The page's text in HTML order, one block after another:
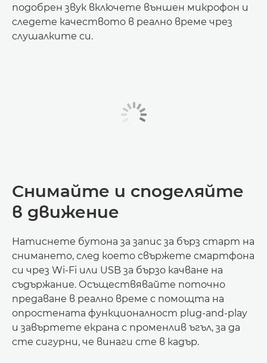
подобрен звук включете външен микрофон и
следете качеството в реално време чрез
слушалките си.
Снимайте и споделяйте
в движение
Натиснете бутона за запис за бърз старт на
снимането, след което свържете смартфона
си чрез Wi-Fi или USB за бързо качване на
съдържание. Осъществявайте поточно
предаване в реално време с помощта на
опростената функционалност plug-and-play
и завъртете екрана с променлив ъгъл, за да
сте сигурни, че винаги сте в кадър.